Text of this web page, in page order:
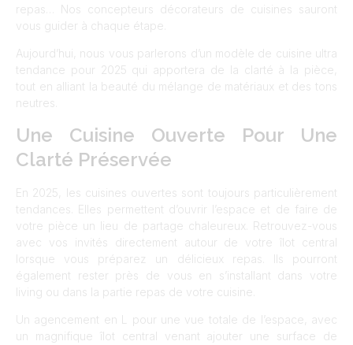
repas… Nos concepteurs décorateurs de cuisines sauront
vous guider à chaque étape.
Aujourd’hui, nous vous parlerons d’un modèle de cuisine ultra
tendance pour 2025 qui apportera de la clarté à la pièce,
tout en alliant la beauté du mélange de matériaux et des tons
neutres.
Une Cuisine Ouverte Pour Une
Clarté Préservée
En 2025, les cuisines ouvertes sont toujours particulièrement
tendances. Elles permettent d’ouvrir l’espace et de faire de
votre pièce un lieu de partage chaleureux. Retrouvez-vous
avec vos invités directement autour de votre îlot central
lorsque vous préparez un délicieux repas. Ils pourront
également rester près de vous en s’installant dans votre
living ou dans la partie repas de votre cuisine.
Un agencement en L pour une vue totale de l’espace, avec
un magnifique îlot central venant ajouter une surface de